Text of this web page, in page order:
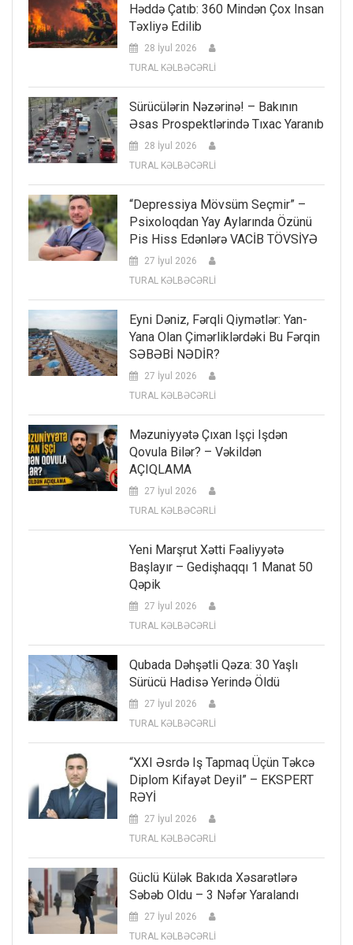
Həddə Çatıb: 360 Mindən Çox Insan
Təxliyə Edilib
28 İyul 2026
TURAL KƏLBƏCƏRLİ
Sürücülərin Nəzərinə! – Bakının
Əsas Prospektlərində Tıxac Yaranıb
28 İyul 2026
TURAL KƏLBƏCƏRLİ
“Depressiya Mövsüm Seçmir” –
Psixoloqdan Yay Aylarında Özünü
Pis Hiss Edənlərə VACİB TÖVSİYƏ
27 İyul 2026
TURAL KƏLBƏCƏRLİ
Eyni Dəniz, Fərqli Qiymətlər: Yan-
Yana Olan Çimərliklərdəki Bu Fərqin
SƏBƏBİ NƏDİR?
27 İyul 2026
TURAL KƏLBƏCƏRLİ
Məzuniyyətə Çıxan Işçi Işdən
Qovula Bilər? – Vəkildən
AÇIQLAMA
27 İyul 2026
TURAL KƏLBƏCƏRLİ
Yeni Marşrut Xətti Fəaliyyətə
Başlayır – Gedişhaqqı 1 Manat 50
Qəpik
27 İyul 2026
TURAL KƏLBƏCƏRLİ
Qubada Dəhşətli Qəza: 30 Yaşlı
Sürücü Hadisə Yerində Öldü
27 İyul 2026
TURAL KƏLBƏCƏRLİ
“XXI Əsrdə Iş Tapmaq Üçün Təkcə
Diplom Kifayət Deyil” – EKSPERT
RƏYİ
27 İyul 2026
TURAL KƏLBƏCƏRLİ
Güclü Külək Bakıda Xəsarətlərə
Səbəb Oldu – 3 Nəfər Yaralandı
27 İyul 2026
TURAL KƏLBƏCƏRLİ